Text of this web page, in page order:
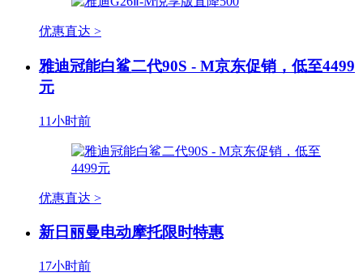
优惠直达 >
雅迪冠能白鲨二代90S - M京东促销，低至4499
元
11小时前
优惠直达 >
新日丽曼电动摩托限时特惠
17小时前